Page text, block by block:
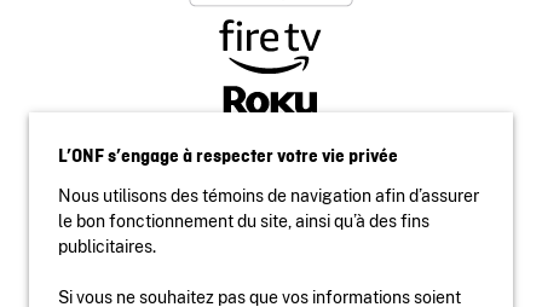
L’ONF s’engage à respecter votre vie privée
Nous utilisons des témoins de navigation afin d’assurer
le bon fonctionnement du site, ainsi qu’à des fins
publicitaires.
Si vous ne souhaitez pas que vos informations soient